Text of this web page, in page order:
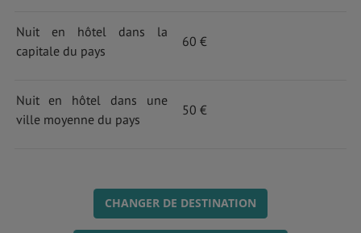
Nuit en hôtel dans la
capitale du pays
60 €
Nuit en hôtel dans une
ville moyenne du pays
50 €
CHANGER DE DESTINATION